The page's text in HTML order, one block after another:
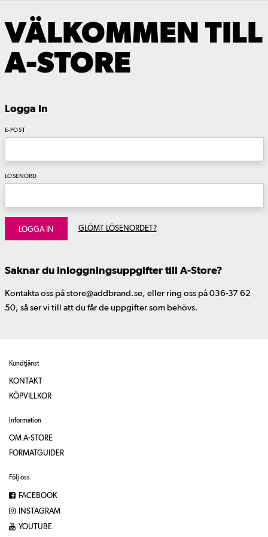
VÄLKOMMEN TILL
A-STORE
Logga In
E-POST
LÖSENORD
LOGGA IN GLÖMT LÖSENORDET?
Saknar du inloggningsuppgifter till A-Store?
Kontakta oss på store@addbrand.se, eller ring oss på 036-37 62
50, så ser vi till att du får de uppgifter som behövs.
Kundtjänst
KONTAKT
KÖPVILLKOR
Information
OM A-STORE
FORMATGUIDER
Följ oss
FACEBOOK
INSTAGRAM
YOUTUBE